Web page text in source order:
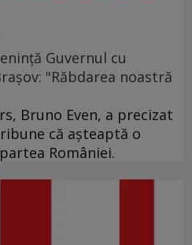
Guvernul cu
"Răbdarea noastră
Bruno Even, a precizat
că aşteaptă o
României.